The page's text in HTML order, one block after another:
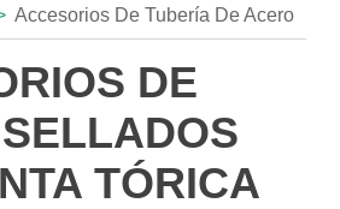
Accesorios De Tubería De Acero
DE
TÓRICA